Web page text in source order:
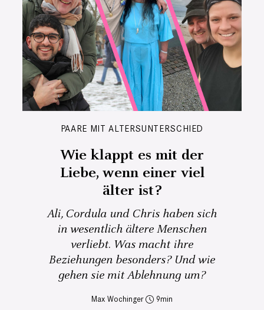
PAARE MIT ALTERSUNTERSCHIED
Wie klappt es mit der
Liebe, wenn einer viel
älter ist?
Ali, Cordula und Chris haben sich
in wesentlich ältere Menschen
verliebt. Was macht ihre
Beziehungen besonders? Und wie
gehen sie mit Ablehnung um?
Max Wochinger 9